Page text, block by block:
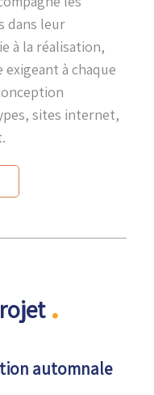
dans leur
à la réalisation,
à chaque
, sites internet,
.
automnale